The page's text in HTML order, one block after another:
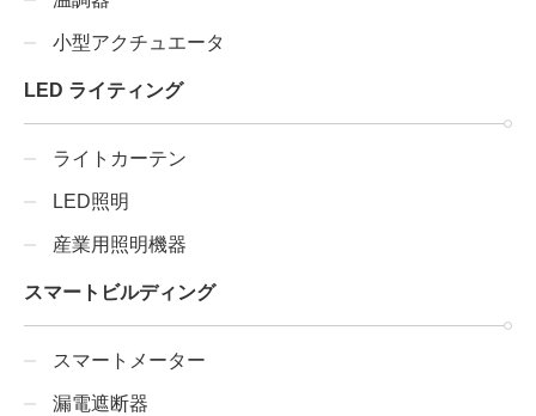
小型アクチュエータ
LED ライティング
ライトカーテン
LED照明
産業用照明機器
スマートビルディング
スマートメーター
漏電遮断器